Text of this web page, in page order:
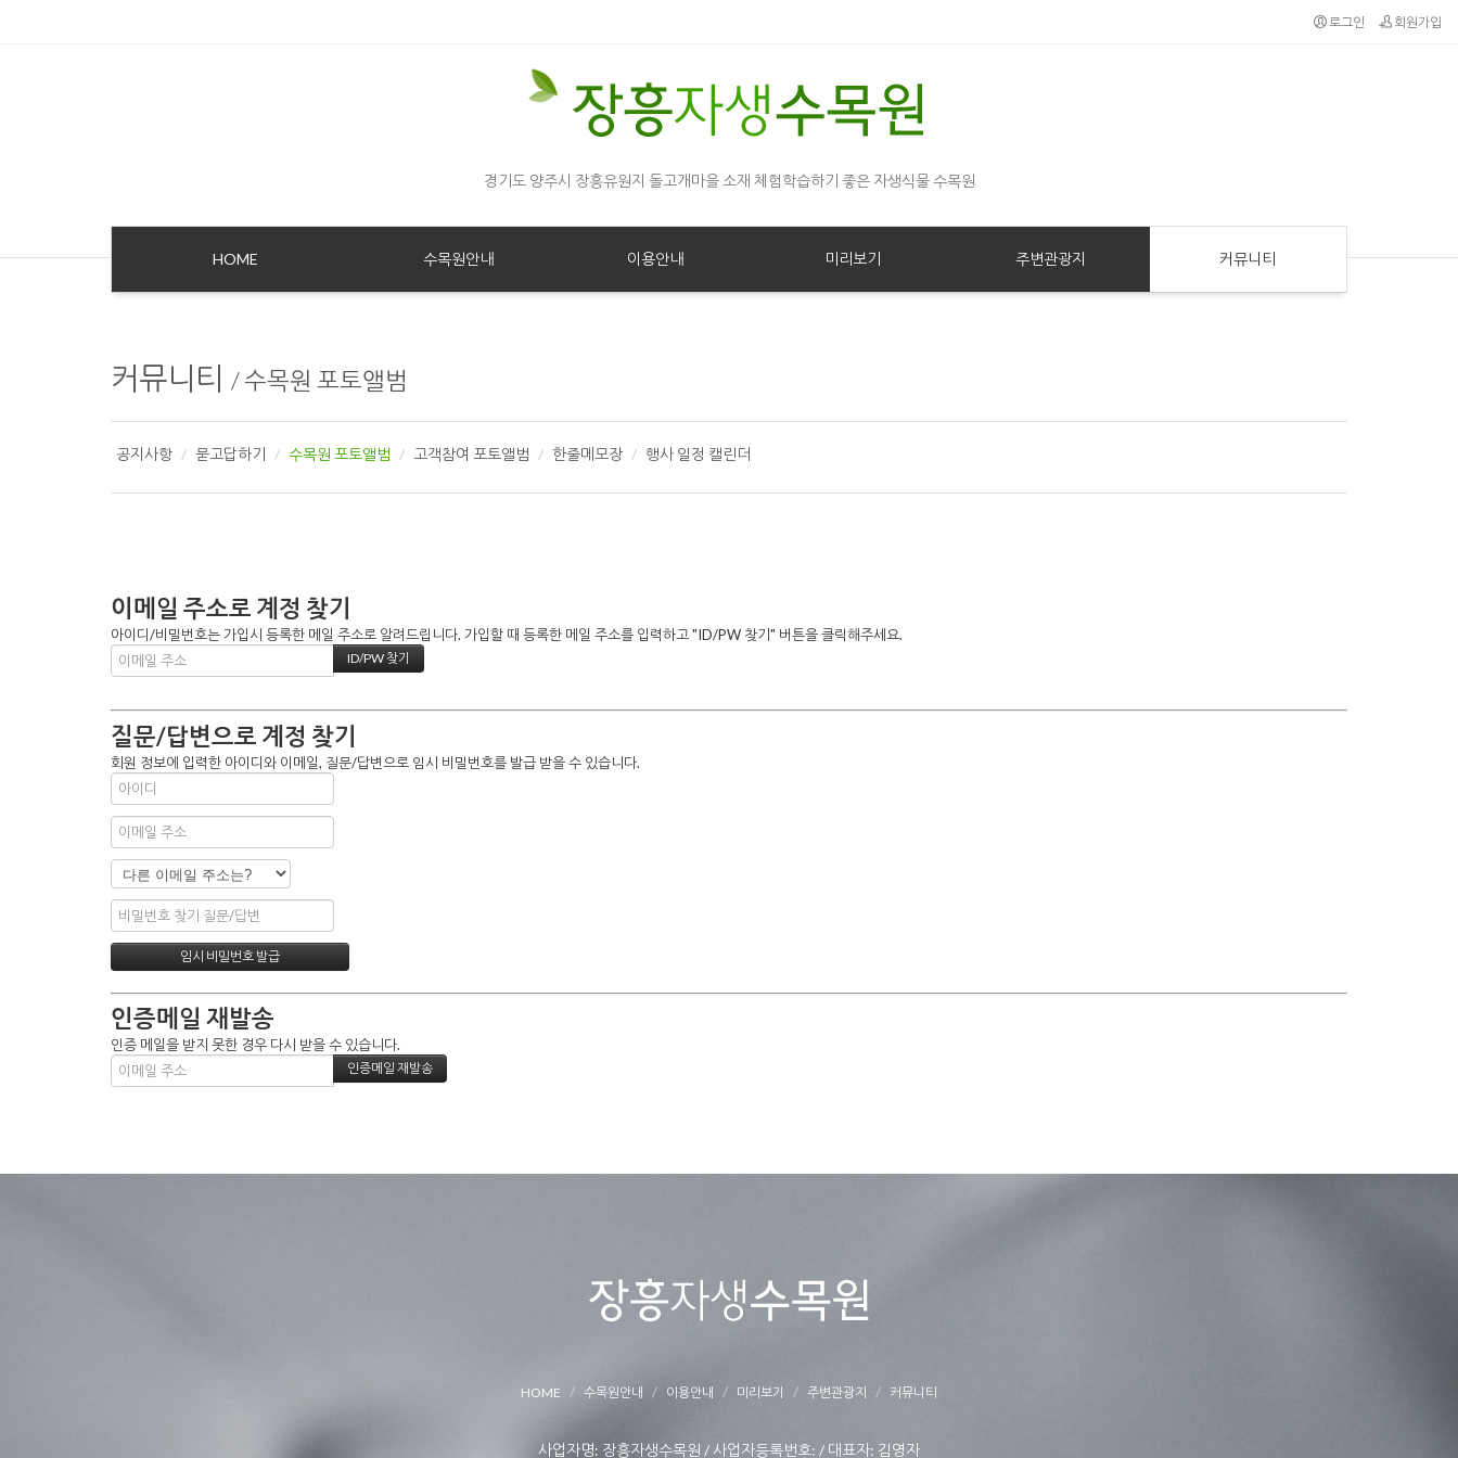
로그인 회원가입
경기도 양주시 장흥유원지 돌고개마을 소재 체험학습하기 좋은 자생식물 수목원
HOME 수목원안내 이용안내 미리보기 주변관광지 커뮤니티
커뮤니티 /수목원 포토앨범
공지사항 묻고답하기 수목원 포토앨범 고객참여 포토앨범 한줄메모장 행사 일정 캘린더
이메일 주소로 계정 찾기
아이디/비밀번호는 가입시 등록한 메일 주소로 알려드립니다. 가입할 때 등록한 메일 주소를 입력하고 "ID/PW 찾기" 버튼을 클릭해주세요.
질문/답변으로 계정 찾기
회원 정보에 입력한 아이디와 이메일, 질문/답변으로 임시 비밀번호를 발급 받을 수 있습니다.
인증메일 재발송
인증 메일을 받지 못한 경우 다시 받을 수 있습니다.
HOME 수목원안내 이용안내 미리보기 주변관광지 커뮤니티
사업자명: 장흥자생수목원 / 사업자등록번호: / 대표자: 김영자